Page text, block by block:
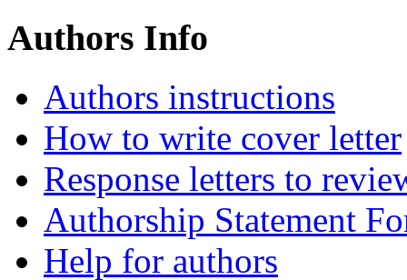
Authors Info
Authors instructions
How to write cover letter
Response letters to
Authorship Statement
Help for authors